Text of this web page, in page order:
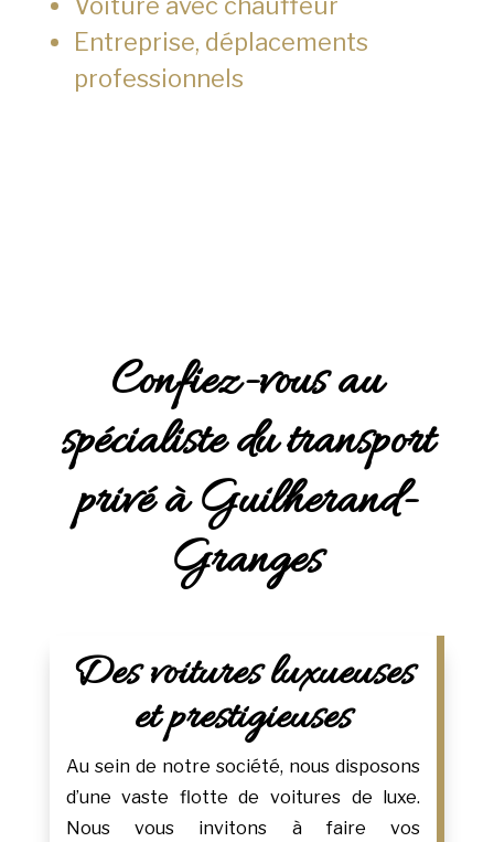
Entreprise, déplacements
professionnels
Confiez-vous au
spécialiste du transport
privé à Guilherand-
Granges
Des voitures luxueuses
et prestigieuses
Au sein de notre société, nous disposons
d’une vaste flotte de voitures de luxe.
Nous vous invitons à faire vos